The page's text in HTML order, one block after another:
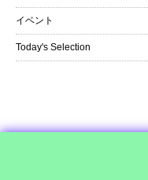
イベント
Today's Selection